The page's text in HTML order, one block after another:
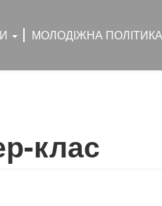
МОЛОДІЖНА ПОЛІТИКА
клас